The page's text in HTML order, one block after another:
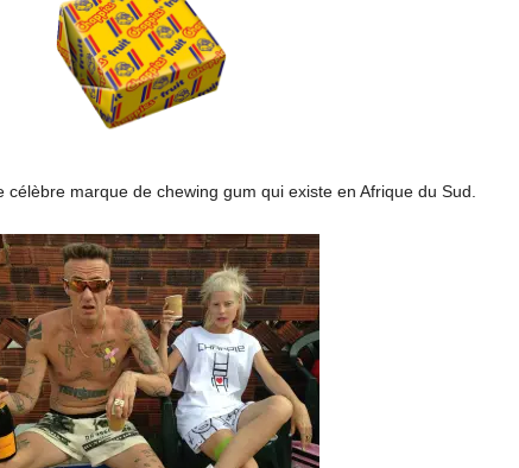
célèbre marque de chewing gum qui existe en Afrique du Sud.